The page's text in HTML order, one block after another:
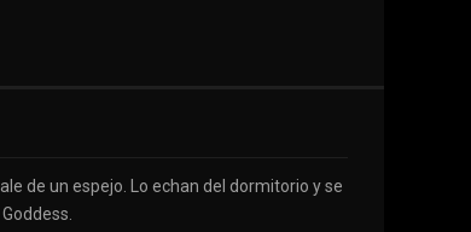
de un espejo. Lo echan del dormitorio y se